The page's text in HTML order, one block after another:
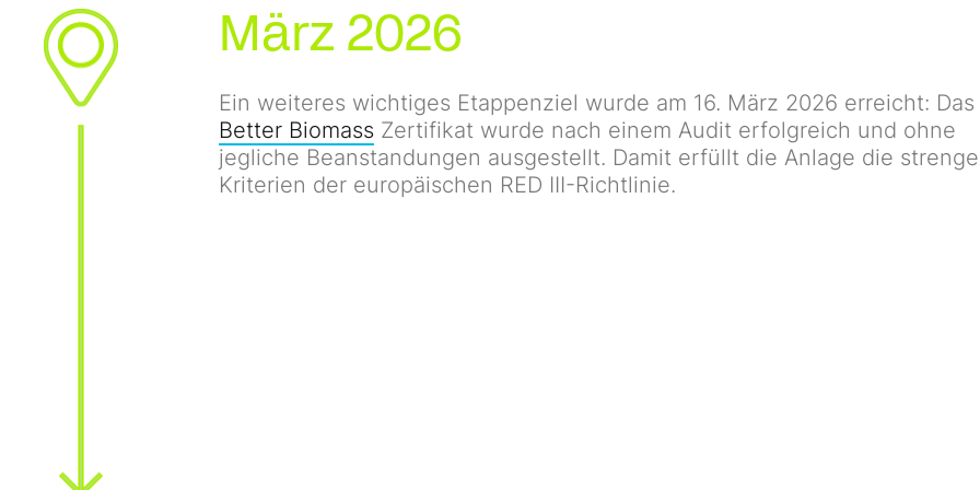
März 2026
Ein weiteres wichtiges Etappenziel wurde am 16. März 2026 erreicht: Das
Better Biomass Zertifikat wurde nach einem Audit erfolgreich und ohne
jegliche Beanstandungen ausgestellt. Damit erfüllt die Anlage die
Kriterien der europäischen RED III-Richtlinie.